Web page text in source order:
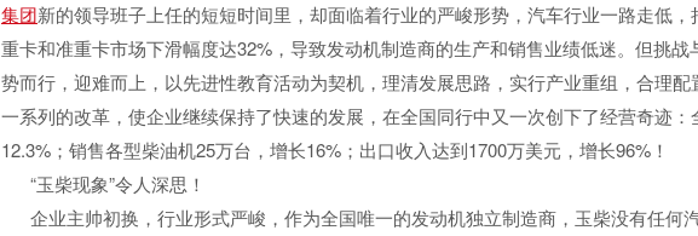
集团新的领导班子上任的短短时间里，却面临着行业的严峻形势，汽车行业一路走低，
重卡和准重卡市场下滑幅度达32%，导致发动机制造商的生产和销售业绩低迷。但挑
势而行，迎难而上，以先进性教育活动为契机，理清发展思路，实行产业重组，合理
一系列的改革，使企业继续保持了快速的发展，在全国同行中又一次创下了经营奇迹
12.3%；销售各型柴油机25万台，增长16%；出口收入达到1700万美元，增长96%！
“玉柴现象”令人深思！
企业主帅初换，行业形式严峻，作为全国唯一的发动机独立制造商，玉柴没有任何